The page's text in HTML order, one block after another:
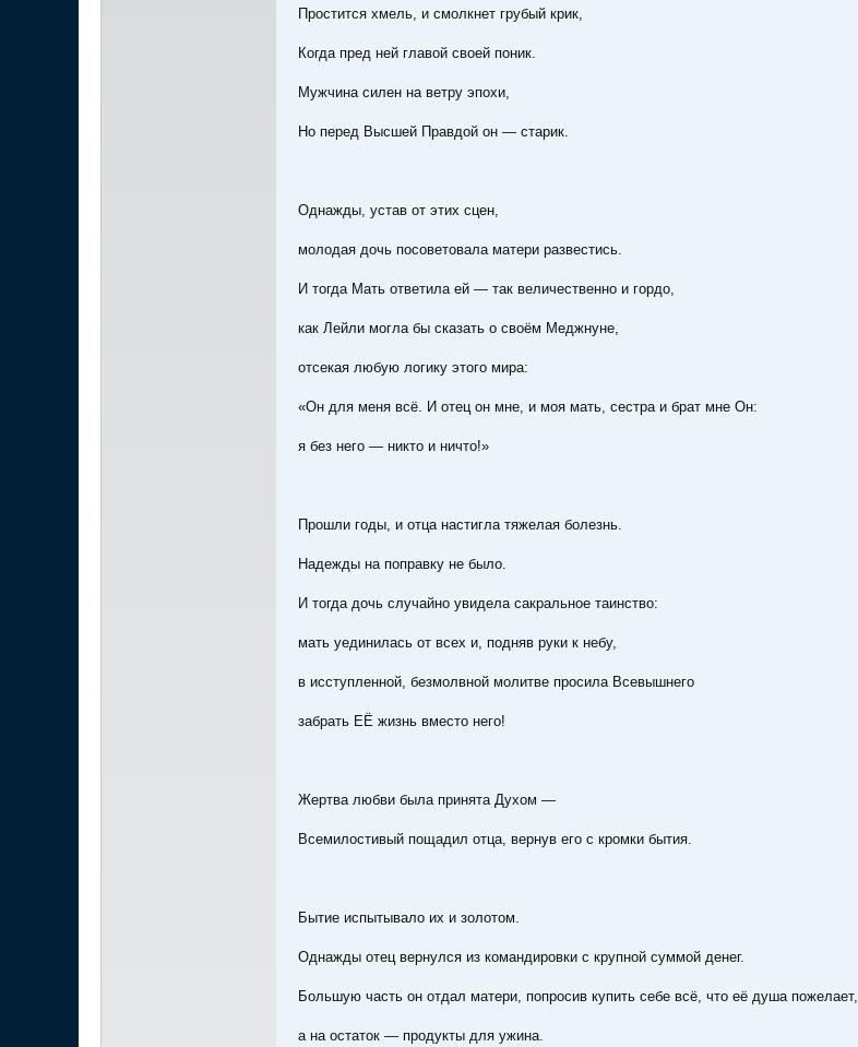
Простится хмель, и смолкнет грубый крик,
Когда пред ней главой своей поник.
Мужчина силен на ветру эпохи,
Но перед Высшей Правдой он — старик.
Однажды, устав от этих сцен,
молодая дочь посоветовала матери развестись.
И тогда Мать ответила ей — так величественно и гордо,
как Лейли могла бы сказать о своём Меджнуне,
отсекая любую логику этого мира:
«Он для меня всё. И отец он мне, и моя мать, сестра и брат мне Он:
я без него — никто и ничто!»
Прошли годы, и отца настигла тяжелая болезнь.
Надежды на поправку не было.
И тогда дочь случайно увидела сакральное таинство:
мать уединилась от всех и, подняв руки к небу,
в исступленной, безмолвной молитве просила Всевышнего
забрать ЕЁ жизнь вместо него!
Жертва любви была принята Духом —
Всемилостивый пощадил отца, вернув его с кромки бытия.
Бытие испытывало их и золотом.
Однажды отец вернулся из командировки с крупной суммой денег.
Большую часть он отдал матери, попросив купить себе всё, что её душа пожелает,
а на остаток — продукты для ужина.